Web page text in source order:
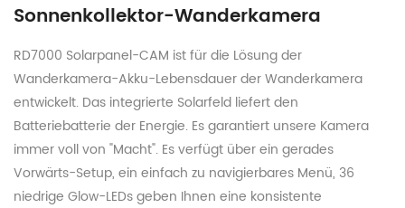
Sonnenkollektor-Wanderkamera
RD7000 Solarpanel-CAM ist für die Lösung der
Wanderkamera-Akku-Lebensdauer der Wanderkamera
entwickelt. Das integrierte Solarfeld liefert den
Batteriebatterie der Energie. Es garantiert unsere Kamera
immer voll von "Macht". Es verfügt über ein gerades
Vorwärts-Setup, ein einfach zu navigierbares Menü, 36
niedrige Glow-LEDs geben Ihnen eine konsistente